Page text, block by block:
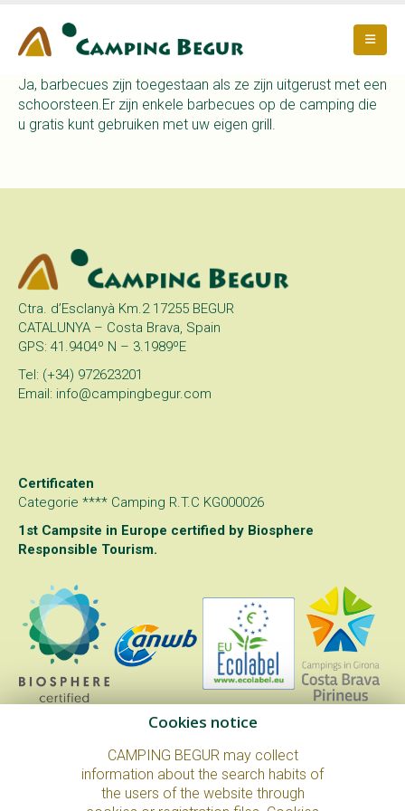
Ja, barbecues zijn toegestaan als ze zijn uitgerust met een
schoorsteen.Er zijn enkele barbecues op de camping die
u gratis kunt gebruiken met uw eigen grill.
Ctra. d’Esclanyà Km.2 17255 BEGUR
CATALUNYA – Costa Brava, Spain
GPS: 41.9404º N – 3.1989ºE
Tel: (+34) 972623201
Email: info@campingbegur.com
Certificaten
Categorie **** Camping R.T.C KG000026
1st Campsite in Europe certified by Biosphere
Responsible Tourism.
© Copyright 2026. All Rights Reserved.
Cookies notice
CAMPING BEGUR may collect
information about the search habits of
the users of the website through